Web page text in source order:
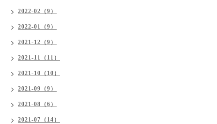
2022-02（9）
2022-01（9）
2021-12（9）
2021-11（11）
2021-10（10）
2021-09（9）
2021-08（6）
2021-07（14）